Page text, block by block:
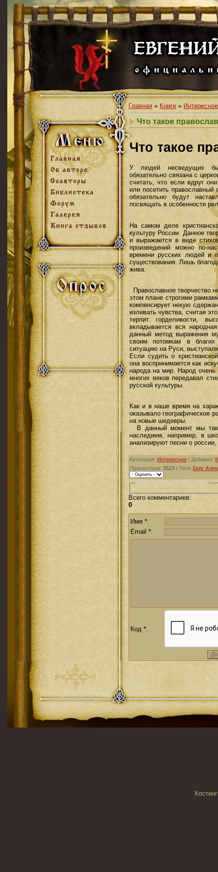
Главная » Книги» Интересное
Что такое
Что такое
У людей несведущих
обязательно связана с
считать, что если вдруг
или посетить православный
обязательно будут
посвящать в особенности
На самом деле
культуру России. Данное
и выражается в виде
произведений можно по-
времени русских людей и
существования. Лишь
жива.
Православное творчество
этом плане строгими
компенсирует некую
изливать чувства, считая
терпит горделивости,
вкладывается вся
данный метод выражения
своим потомкам в
ситуацию на Руси,
Если судить о
она воспринимается как
народа на мир. Народ очень
многих веков передавал
русской культуры.
Как и в наше время на
оказывало географическое
на новые шедевры.
В данный момент мы
наследием, например, в
анализируют песни о
Категория: Интересное Добавил:
Просмотров: 3523 Теги: Берг
Другие статьи по теме:
Всего комментариев:
0
Имя *:
Email *:
Код *: